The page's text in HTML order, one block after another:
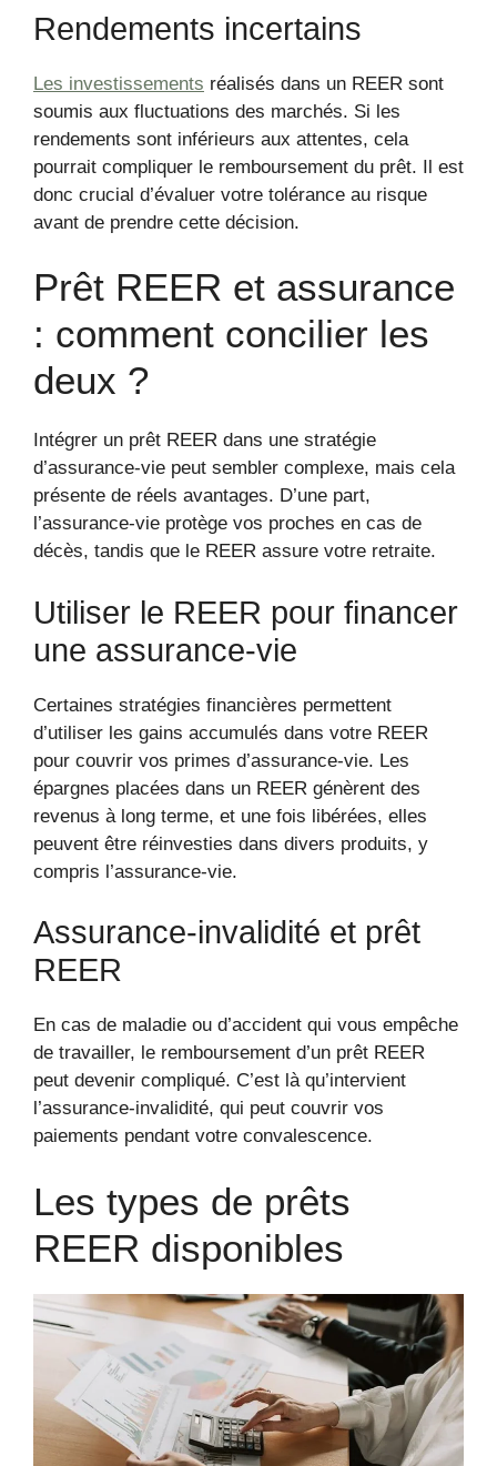
Rendements incertains
Les investissements réalisés dans un REER sont
soumis aux fluctuations des marchés. Si les
rendements sont inférieurs aux attentes, cela
pourrait compliquer le remboursement du prêt. Il est
donc crucial d’évaluer votre tolérance au risque
avant de prendre cette décision.
Prêt REER et assurance
: comment concilier les
deux ?
Intégrer un prêt REER dans une stratégie
d’assurance-vie peut sembler complexe, mais cela
présente de réels avantages. D’une part,
l’assurance-vie protège vos proches en cas de
décès, tandis que le REER assure votre retraite.
Utiliser le REER pour financer
une assurance-vie
Certaines stratégies financières permettent
d’utiliser les gains accumulés dans votre REER
pour couvrir vos primes d’assurance-vie. Les
épargnes placées dans un REER génèrent des
revenus à long terme, et une fois libérées, elles
peuvent être réinvesties dans divers produits, y
compris l’assurance-vie.
Assurance-invalidité et prêt
REER
En cas de maladie ou d’accident qui vous empêche
de travailler, le remboursement d’un prêt REER
peut devenir compliqué. C’est là qu’intervient
l’assurance-invalidité, qui peut couvrir vos
paiements pendant votre convalescence.
Les types de prêts
REER disponibles